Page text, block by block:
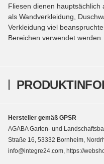
Fliesen dienen hauptsächlich
als Wandverkleidung,
Verkleidung viel
Bereichen verwendet werden.
Hersteller gemäß GPSR
AGABA Garten- und
Straße 16, 53332 Bornheim,
info@integre24.com, https://